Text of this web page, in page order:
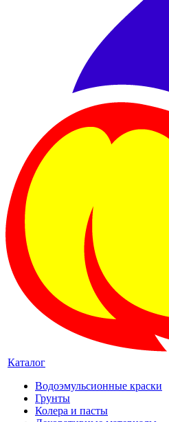
Каталог
Водоэмульсионные краски
Грунты
Колера и пасты